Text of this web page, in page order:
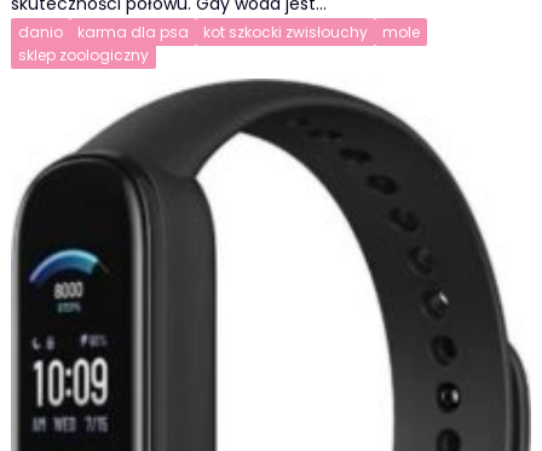
danio karma dla psa kot szkocki zwisłouchy
mole
sklep zoologiczny